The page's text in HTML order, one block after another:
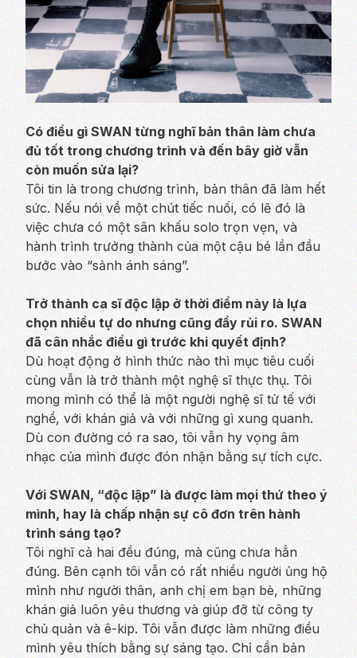
Có điều gì SWAN từng nghĩ bản thân làm chưa
đủ tốt trong chương trình và đến bây giờ vẫn
còn muốn sửa lại?
Tôi tin là trong chương trình, bản thân đã làm hết
sức. Nếu nói về một chút tiếc nuối, có lẽ đó là
việc chưa có một sân khấu solo trọn vẹn, và
hành trình trưởng thành của một cậu bé lần đầu
bước vào “sảnh ánh sáng”.
Trở thành ca sĩ độc lập ở thời điểm này là lựa
chọn nhiều tự do nhưng cũng đầy rủi ro. SWAN
đã cân nhắc điều gì trước khi quyết định?
Dù hoạt động ở hình thức nào thì mục tiêu cuối
cùng vẫn là trở thành một nghệ sĩ thực thụ. Tôi
mong mình có thể là một người nghệ sĩ tử tế với
nghề, với khán giả và với những gì xung quanh.
Dù con đường có ra sao, tôi vẫn hy vọng âm
nhạc của mình được đón nhận bằng sự tích cực.
Với SWAN, “độc lập” là được làm mọi thứ theo ý
mình, hay là chấp nhận sự cô đơn trên hành
trình sáng tạo?
Tôi nghĩ cả hai đều đúng, mà cũng chưa hẳn
đúng. Bên cạnh tôi vẫn có rất nhiều người ủng hộ
mình như người thân, anh chị em bạn bè, những
khán giả luôn yêu thương và giúp đỡ từ công ty
chủ quản và ê-kip. Tôi vẫn được làm những điều
mình yêu thích bằng sự sáng tạo. Chỉ cần bản